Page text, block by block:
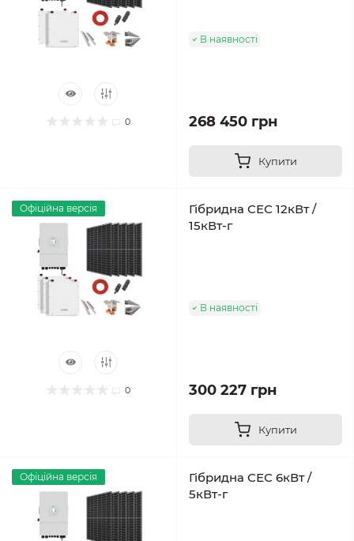
0
В наявності
268 450 грн
Купити
Офіційна версія
0
Гібридна СЕС 12кВт /
15кВт-г
В наявності
300 227 грн
Купити
Офіційна версія
Гібридна СЕС 6кВт /
5кВт-г